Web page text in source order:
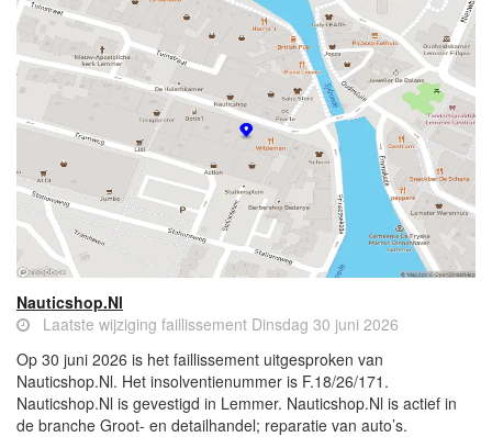
Nauticshop.Nl
Laatste wijziging faillissement Dinsdag 30 juni 2026
Op 30 juni 2026 is het faillissement uitgesproken van
Nauticshop.Nl. Het insolventienummer is F.18/26/171.
Nauticshop.Nl is gevestigd in Lemmer. Nauticshop.Nl is actief in
de branche Groot- en detailhandel; reparatie van auto’s.